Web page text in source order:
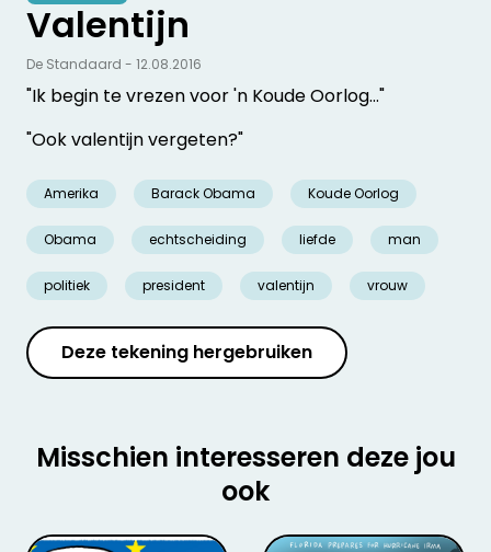
Valentijn
"Ik begin te vrezen voor 'n Koude Oorlog…"
"Ook valentijn vergeten?"
Amerika Barack Obama Koude Oorlog
Obama echtscheiding liefde man
politiek president valentijn vrouw
De Standaard - 12.08.2016
Deze tekening hergebruiken
Misschien interesseren deze jou
ook